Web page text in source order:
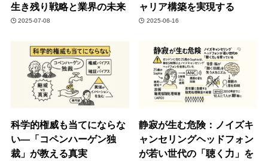
生き残り戦略と業界の未来
2025-07-08
ャリア構築を実現する
2025-06-16
科学的権威も当てにならな
い—「コペンハーゲン独
裁」が教える真実
静寂が生む危険：ノイズキ
ャンセリングヘッドフォン
が若い世代の「聴く力」を